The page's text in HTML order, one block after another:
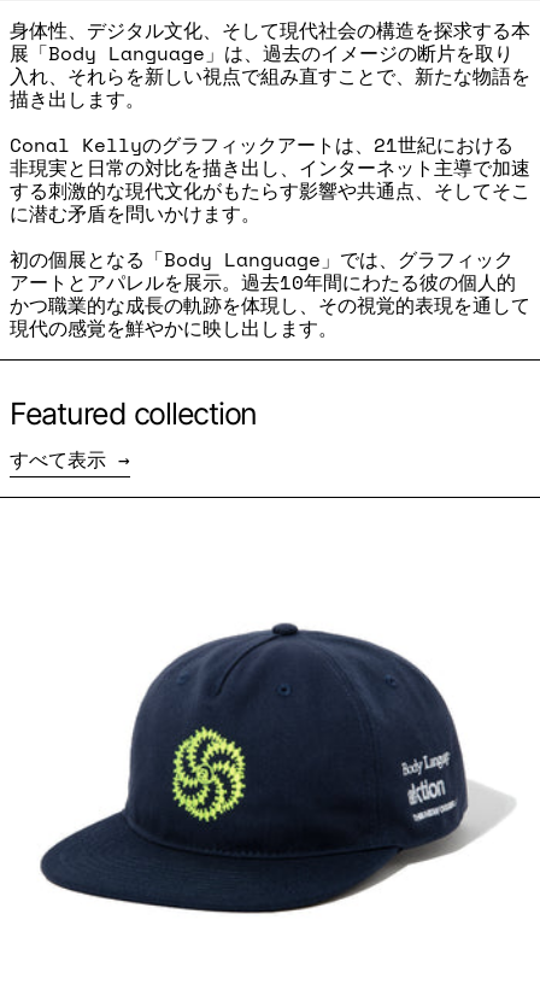
身体性、デジタル文化、そして現代社会の構造を探求する本
展「Body Language」は、過去のイメージの断片を取り
入れ、それらを新しい視点で組み直すことで、新たな物語を
描き出します。
Conal Kellyのグラフィックアートは、21世紀における
非現実と日常の対比を描き出し、インターネット主導で加速
する刺激的な現代文化がもたらす影響や共通点、そしてそこ
に潜む矛盾を問いかけます。
初の個展となる「Body Language」では、グラフィック
アートとアパレルを展示。過去10年間にわたる彼の個人的
かつ職業的な成長の軌跡を体現し、その視覚的表現を通して
現代の感覚を鮮やかに映し出します。
Featured collection
すべて表示
THE NEW ORDER